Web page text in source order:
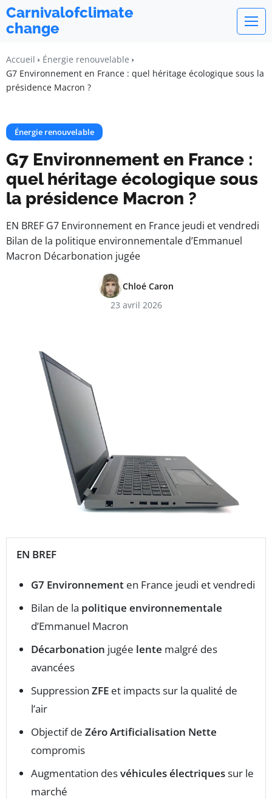
Carnivalofclimate
change
Accueil
Énergie renouvelable
G7 Environnement en France : quel héritage écologique sous la
présidence Macron ?
Énergie renouvelable
G7 Environnement en France :
quel héritage écologique sous
la présidence Macron ?
EN BREF G7 Environnement en France jeudi et vendredi
Bilan de la politique environnementale d’Emmanuel
Macron Décarbonation jugée
Chloé Caron
23 avril 2026
EN BREF
G7 Environnement en France jeudi et vendredi
Bilan de la politique environnementale
d’Emmanuel Macron
Décarbonation jugée lente malgré des
avancées
Suppression ZFE et impacts sur la qualité de
l’air
Objectif de Zéro Artificialisation Nette
compromis
Augmentation desvéhicules électriquessur le
marché